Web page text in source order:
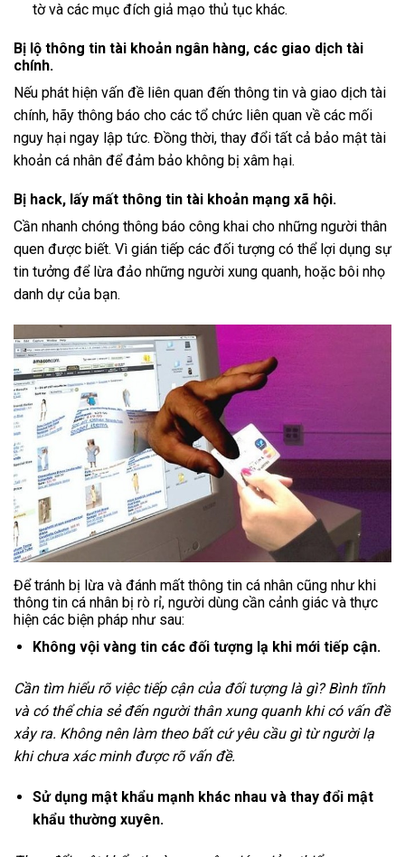
tờ và các mục đích giả mạo thủ tục khác.
Bị lộ thông tin tài khoản ngân hàng, các giao dịch tài
chính.
Nếu phát hiện vấn đề liên quan đến thông tin và giao dịch tài
chính, hãy thông báo cho các tổ chức liên quan về các mối
nguy hại ngay lập tức. Đồng thời, thay đổi tất cả bảo mật tài
khoản cá nhân để đảm bảo không bị xâm hại.
Bị hack, lấy mất thông tin tài khoản mạng xã hội.
Cần nhanh chóng thông báo công khai cho những người thân
quen được biết. Vì gián tiếp các đối tượng có thể lợi dụng sự
tin tưởng để lừa đảo những người xung quanh, hoặc bôi nhọ
danh dự của bạn.
Để tránh bị lừa và đánh mất thông tin cá nhân cũng như khi
thông tin cá nhân bị rò rỉ, người dùng cần cảnh giác và thực
hiện các biện pháp như sau:
Không vội vàng tin các đối tượng lạ khi mới tiếp cận.
Cần tìm hiểu rõ việc tiếp cận của đối tượng là gì? Bình tĩnh
và có thể chia sẻ đến người thân xung quanh khi có vấn đề
xảy ra. Không nên làm theo bất cứ yêu cầu gì từ người lạ
khi chưa xác minh được rõ vấn đề.
Sử dụng mật khẩu mạnh khác nhau và thay đổi mật
khẩu thường xuyên.